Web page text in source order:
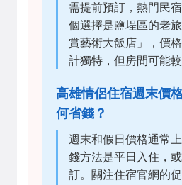
需提前預訂，熱門民
個選擇是鹽埕區的老
賞藝術大飯店」，價
計獨特，但房間可能較
高雄情侶住宿週末價
何省錢？
週末和假日價格通常
錢方法是平日入住，
訂。關注住宿官網的